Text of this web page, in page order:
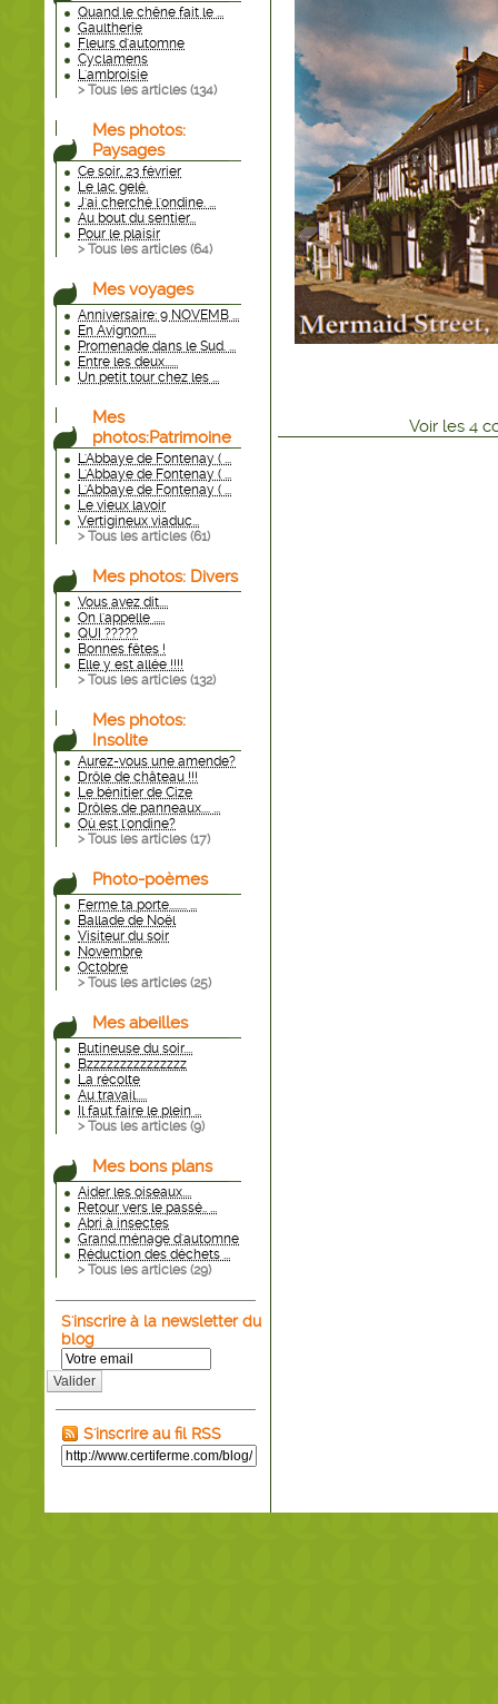
Quand le chêne fait le ...
Gaultherie
Fleurs d'automne
Cyclamens
L'ambroisie
> Tous les articles (134)
Mes photos:
Paysages
Ce soir, 23 février
Le lac gelé.
J'ai cherché l'ondine. ...
Au bout du sentier...
Pour le plaisir
> Tous les articles (64)
Mes voyages
Anniversaire: 9 NOVEMB ...
En Avignon....
Promenade dans le Sud. ...
Entre les deux......
Un petit tour chez les ...
Mes
photos:Patrimoine
L'Abbaye de Fontenay ( ...
L'Abbaye de Fontenay ( ...
L'Abbaye de Fontenay ( ...
Le vieux lavoir
Vertigineux viaduc...
> Tous les articles (61)
Mes photos: Divers
Vous avez dit....
On l'appelle .....
QUI ?????
Bonnes fêtes !
Elle y est allée !!!!
> Tous les articles (132)
Mes photos:
Insolite
Aurez-vous une amende?
Drôle de château !!!
Le bénitier de Cize
Drôles de panneaux.... ...
Où est l'ondine?
> Tous les articles (17)
Photo-poèmes
Ferme ta porte........ ...
Ballade de Noël
Visiteur du soir
Novembre
Octobre
> Tous les articles (25)
Mes abeilles
Butineuse du soir....
Bzzzzzzzzzzzzzzz
La récolte
Au travail.....
Il faut faire le plein ...
> Tous les articles (9)
Mes bons plans
Aider les oiseaux....
Retour vers le passé.. ...
Abri à insectes
Grand ménage d'automne
Réduction des déchets ...
> Tous les articles (29)
S'inscrire à la newsletter du
blog
Valider
S'inscrire au fil RSS
Voir les 4